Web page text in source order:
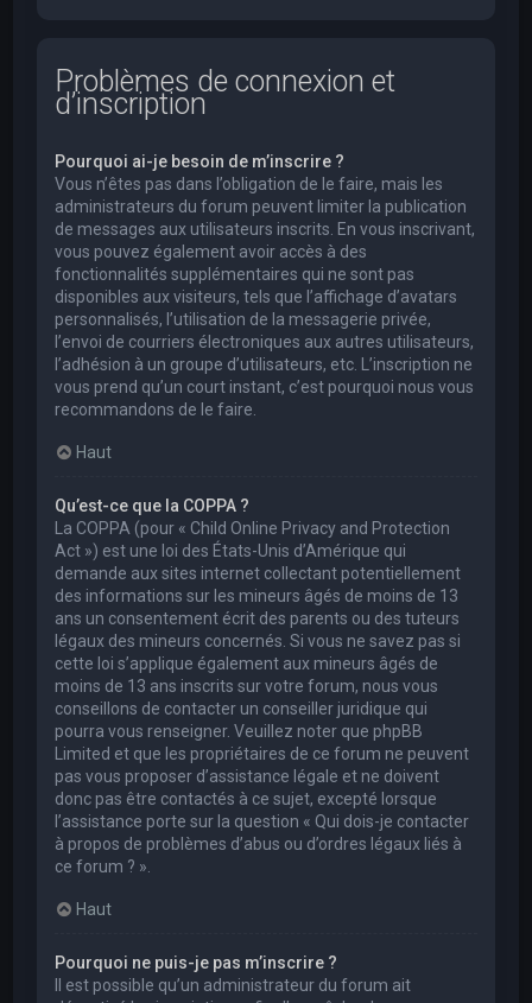
Problèmes de connexion et
d’inscription
Pourquoi ai-je besoin de m’inscrire ?
Vous n’êtes pas dans l’obligation de le faire, mais les
administrateurs du forum peuvent limiter la publication
de messages aux utilisateurs inscrits. En vous inscrivant,
vous pouvez également avoir accès à des
fonctionnalités supplémentaires qui ne sont pas
disponibles aux visiteurs, tels que l’affichage d’avatars
personnalisés, l’utilisation de la messagerie privée,
l’envoi de courriers électroniques aux autres utilisateurs,
l’adhésion à un groupe d’utilisateurs, etc. L’inscription ne
vous prend qu’un court instant, c’est pourquoi nous vous
recommandons de le faire.
Haut
Qu’est-ce que la COPPA ?
La COPPA (pour « Child Online Privacy and Protection
Act ») est une loi des États-Unis d’Amérique qui
demande aux sites internet collectant potentiellement
des informations sur les mineurs âgés de moins de 13
ans un consentement écrit des parents ou des tuteurs
légaux des mineurs concernés. Si vous ne savez pas si
cette loi s’applique également aux mineurs âgés de
moins de 13 ans inscrits sur votre forum, nous vous
conseillons de contacter un conseiller juridique qui
pourra vous renseigner. Veuillez noter que phpBB
Limited et que les propriétaires de ce forum ne peuvent
pas vous proposer d’assistance légale et ne doivent
donc pas être contactés à ce sujet, excepté lorsque
l’assistance porte sur la question « Qui dois-je contacter
à propos de problèmes d’abus ou d’ordres légaux liés à
ce forum ? ».
Haut
Pourquoi ne puis-je pas m’inscrire ?
Il est possible qu’un administrateur du forum ait